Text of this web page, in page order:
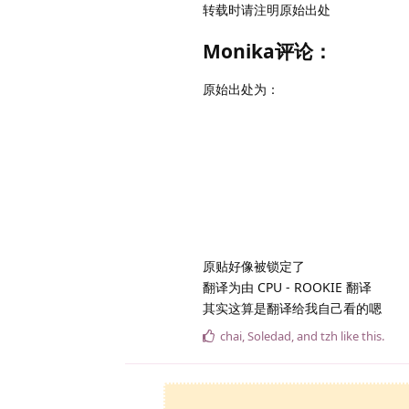
转载时请注明原始出处
Monika评论：
原始出处为：
原贴好像被锁定了
翻译为由 CPU - ROOKIE 翻译
其实这算是翻译给我自己看的嗯
chai,Soledad, and tzh like this.